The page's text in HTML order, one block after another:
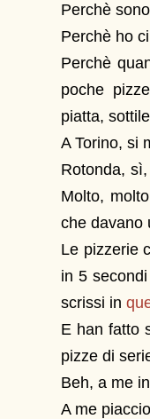
Perchè
Perchè ho
Perchè
poche
piatta,
A Torino, si
Rotonda,
Molto,
che davano
Le pizzerie
in 5
scrissi in
E han fatto
pizze di
Beh, a me
A me